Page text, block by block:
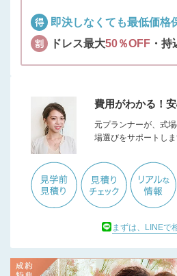
即決しなくても最低価格
ドレス最大50％OFF ・
費用がわかる！
元プランナーが、式
場選びをサポートしま
まずは、LINEで